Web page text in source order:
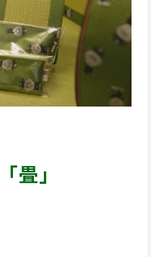
畳」